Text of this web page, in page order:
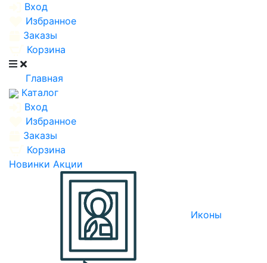
Вход
Избранное
Заказы
Корзина
Главная
Каталог
Вход
Избранное
Заказы
Корзина
Новинки Акции
Иконы